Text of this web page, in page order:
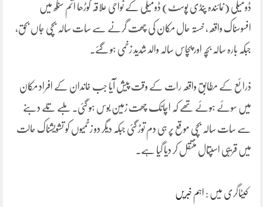
ڈومیلی (نمائندہ پنڈی پوسٹ) ڈومیلی کے نواحی علاقہ گوڑھا اتم سنگھ میں
افسوسناک واقعہ، خستہ حال مکان کی چھت گرنے سے سات سالہ بچی جاں بحق،
جبکہ بارہ سالہ بچہ اور پچاس سالہ والد شدید زخمی ہو گئے۔
ذرائع کے مطابق واقعہ رات کے وقت پیش آیا جب خاندان کے افراد مکان
میں سوئے ہوئے تھے کہ اچانک چھت زمین بوس ہو گئی۔ ملبے تلے دبنے
سے سات سالہ بچی موقع پر ہی دم توڑ گئی جبکہ دیگر دو زخمیوں کو تشویشناک حالت
میں قریبی اسپتال منتقل کر دیا گیا ہے۔
کیٹاگری میں : اہم خبریں